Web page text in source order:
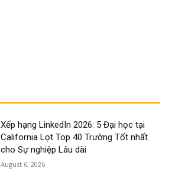
Xếp hạng LinkedIn 2026: 5 Đại học tại
California Lọt Top 40 Trường Tốt nhất
cho Sự nghiệp Lâu dài
August 6, 2026